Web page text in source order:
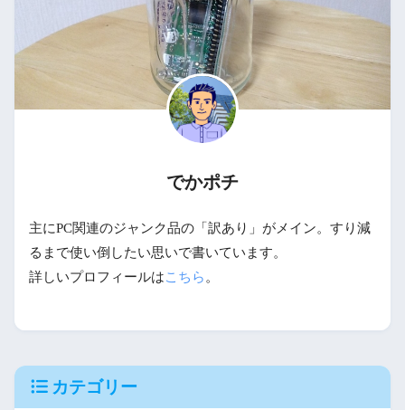
でかポチ
主にPC関連のジャンク品の「訳あり」がメイン。すり減
るまで使い倒したい思いで書いています。
詳しいプロフィールはこちら 。
カテゴリー